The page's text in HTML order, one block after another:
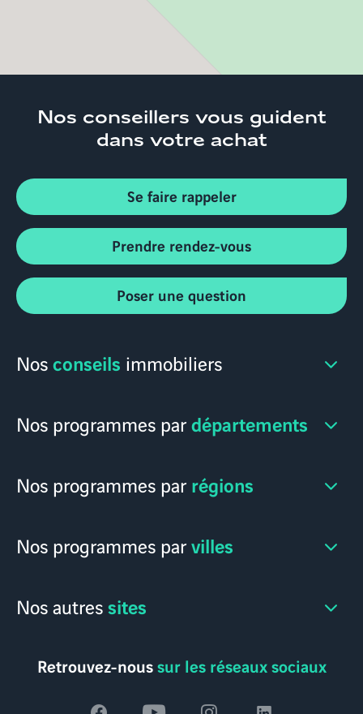
Nos conseillers vous guident
dans votre achat
Se faire rappeler
Prendre rendez-vous
Poser une question
Nosconseils immobiliers
Nos programmes pardépartements
Nos programmes par régions
Nos programmes parvilles
Nos autressites
Retrouvez-noussur les réseaux sociaux